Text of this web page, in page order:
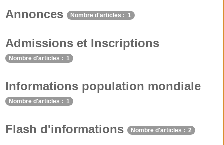
Annonces Nombre d'articles : 1
Admissions et Inscriptions
Nombre d'articles : 1
Informations population mondiale
Nombre d'articles : 1
Flash d'informations Nombre d'articles : 2